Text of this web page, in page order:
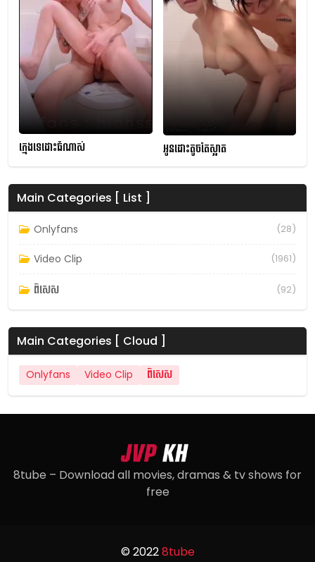
ក្មេងទេដោះធំណាស់ អូនដោះតូចតែស្អាត
Main Categories [ List ]
Onlyfans (28)
Video Clip (1961)
ពិសេស (92)
Main Categories [ Cloud ]
Onlyfans Video Clip ពិសេស
8tube – Download all movies, dramas & tv shows for
free
© 20228tube